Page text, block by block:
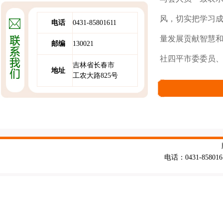
电话 0431-85801611
邮编 130021
地址
吉林省长春市
工农大路825号
风，切实把学习
量发展贡献智慧
社四平市委委员
电话：0431-